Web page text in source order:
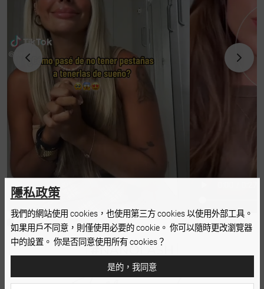
隱私政策
我們的網站使用 cookies，也使用第三方 cookies 以使用外部工具。
如果用戶不同意，則僅使用必要的 cookie。 你可以隨時更改瀏覽器
中的設置。 你是否同意使用所有 cookies？
是的，我同意